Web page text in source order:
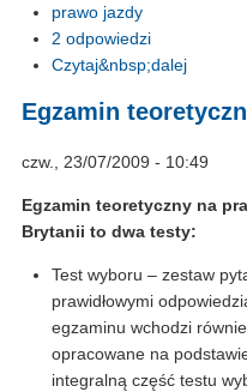
prawo jazdy
2 odpowiedzi
Czytaj&nbsp;dalej
Egzamin
czw., 23/07/2009 - 10:49
Egzamin teoretyczny na
Brytanii to dwa testy:
Test wyboru – zestaw
prawidłowymi
egzaminu wchodzi
opracowane na
integralną część testu